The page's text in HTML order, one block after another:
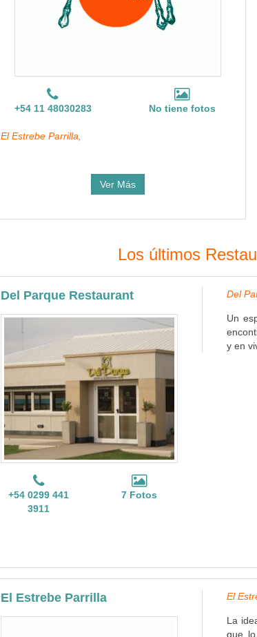
+54 11 48030283 No tiene fotos
El Estrebe Parrilla,
Ver Más
Los últimos
Del Parque Restaurant
+54 0299 441
3911
7 Fotos
Del
Un
y en
El Estrebe Parrilla El
La
que